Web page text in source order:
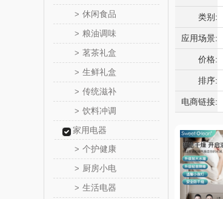
> 休闲食品
> 粮油调味
> 茗茶礼盒
> 生鲜礼盒
> 传统滋补
> 饮料冲调
家用电器
> 个护健康
> 厨房小电
> 生活电器
类别:
应用场景:
价格:
排序:
电商链接: